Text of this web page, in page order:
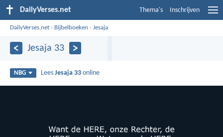
DailyVerses.net Thema's Inschrijven
DailyVerses.net › Bijbelboeken ›Jesaja
Jesaja 33
NBG LeesJesaja 33 online